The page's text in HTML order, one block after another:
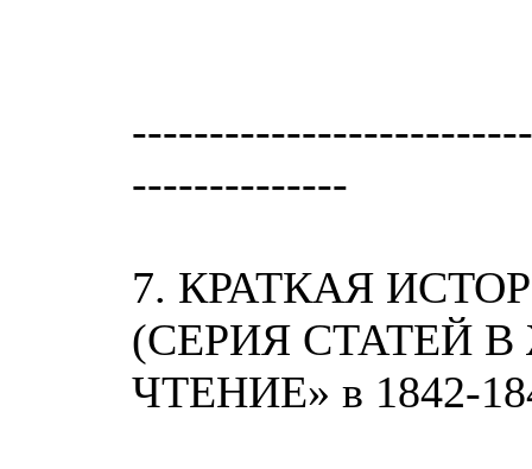
--------------
7. КРАТКАЯ
(СЕРИЯ СТАТЕЙ
ЧТЕНИЕ» в 1842-